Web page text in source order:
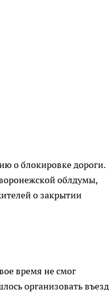
о блокировке дороги.
облдумы,
о закрытии
время не смог
организовать въезд